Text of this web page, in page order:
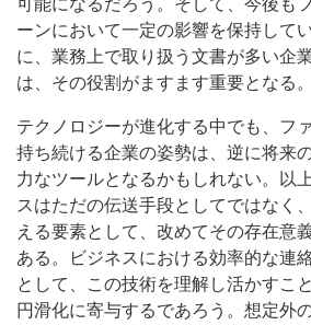
可能になるだろう。そして、今後も
ーンにおいて一定の影響を保持して
に、業務上で取り扱う文書が多い企
は、その役割がますます重要となる。
テクノロジーが進化する中でも、フ
持ち続ける企業の姿勢は、逆に将来
力なツールとなるかもしれない。以
スはただの伝送手段としてではなく
える要素として、改めてその存在意
ある。ビジネスにおける効率的な連
として、この技術を理解し活かすこ
円滑化に寄与するであろう。想定外